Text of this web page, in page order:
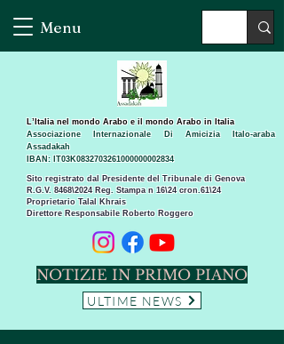
Menu
Sito registrato dal Presidente del Tribunale di Genova
R.G.V. 8468\2024 Reg. Stampa n 16\24 cron.61\24 ​
Proprietario Talal Khrais
Direttore Responsabile Roberto Roggero
L’Italia nel mondo Arabo e il mondo Arabo in Italia
Associazione Internazionale Di Amicizia Italo-araba
Assadakah
IBAN: IT03K0832703261000000002834
NOTIZIE IN PRIMO PIANO
ULTIME NEWS